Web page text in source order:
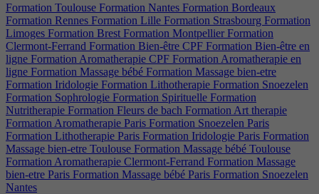
Formation Toulouse Formation Nantes Formation Bordeaux
Formation Rennes Formation Lille Formation Strasbourg Formation
Limoges Formation Brest Formation Montpellier Formation
Clermont-Ferrand Formation Bien-être CPF Formation Bien-être en
ligne Formation Aromatherapie CPF Formation Aromatherapie en
ligne Formation Massage bébé Formation Massage bien-etre
Formation Iridologie Formation Lithotherapie Formation Snoezelen
Formation Sophrologie Formation Spirituelle Formation
Nutritherapie Formation Fleurs de bach Formation Art therapie
Formation Aromatherapie Paris Formation Snoezelen Paris
Formation Lithotherapie Paris Formation Iridologie Paris Formation
Massage bien-etre Toulouse Formation Massage bébé Toulouse
Formation Aromatherapie Clermont-Ferrand Formation Massage
bien-etre Paris Formation Massage bébé Paris Formation Snoezelen
Nantes